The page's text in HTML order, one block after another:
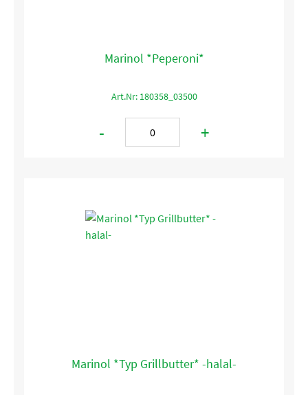
Marinol *Peperoni*
Art.Nr: 180358_03500
- +
Marinol *Typ Grillbutter* -halal-